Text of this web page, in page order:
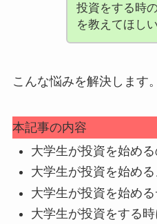
投資をする時
を教えてほしい
こんな悩みを解決します。
本記事の内容
大学生が投資を始め
大学生が投資を始める
大学生が投資を始める
大学生が投資をする